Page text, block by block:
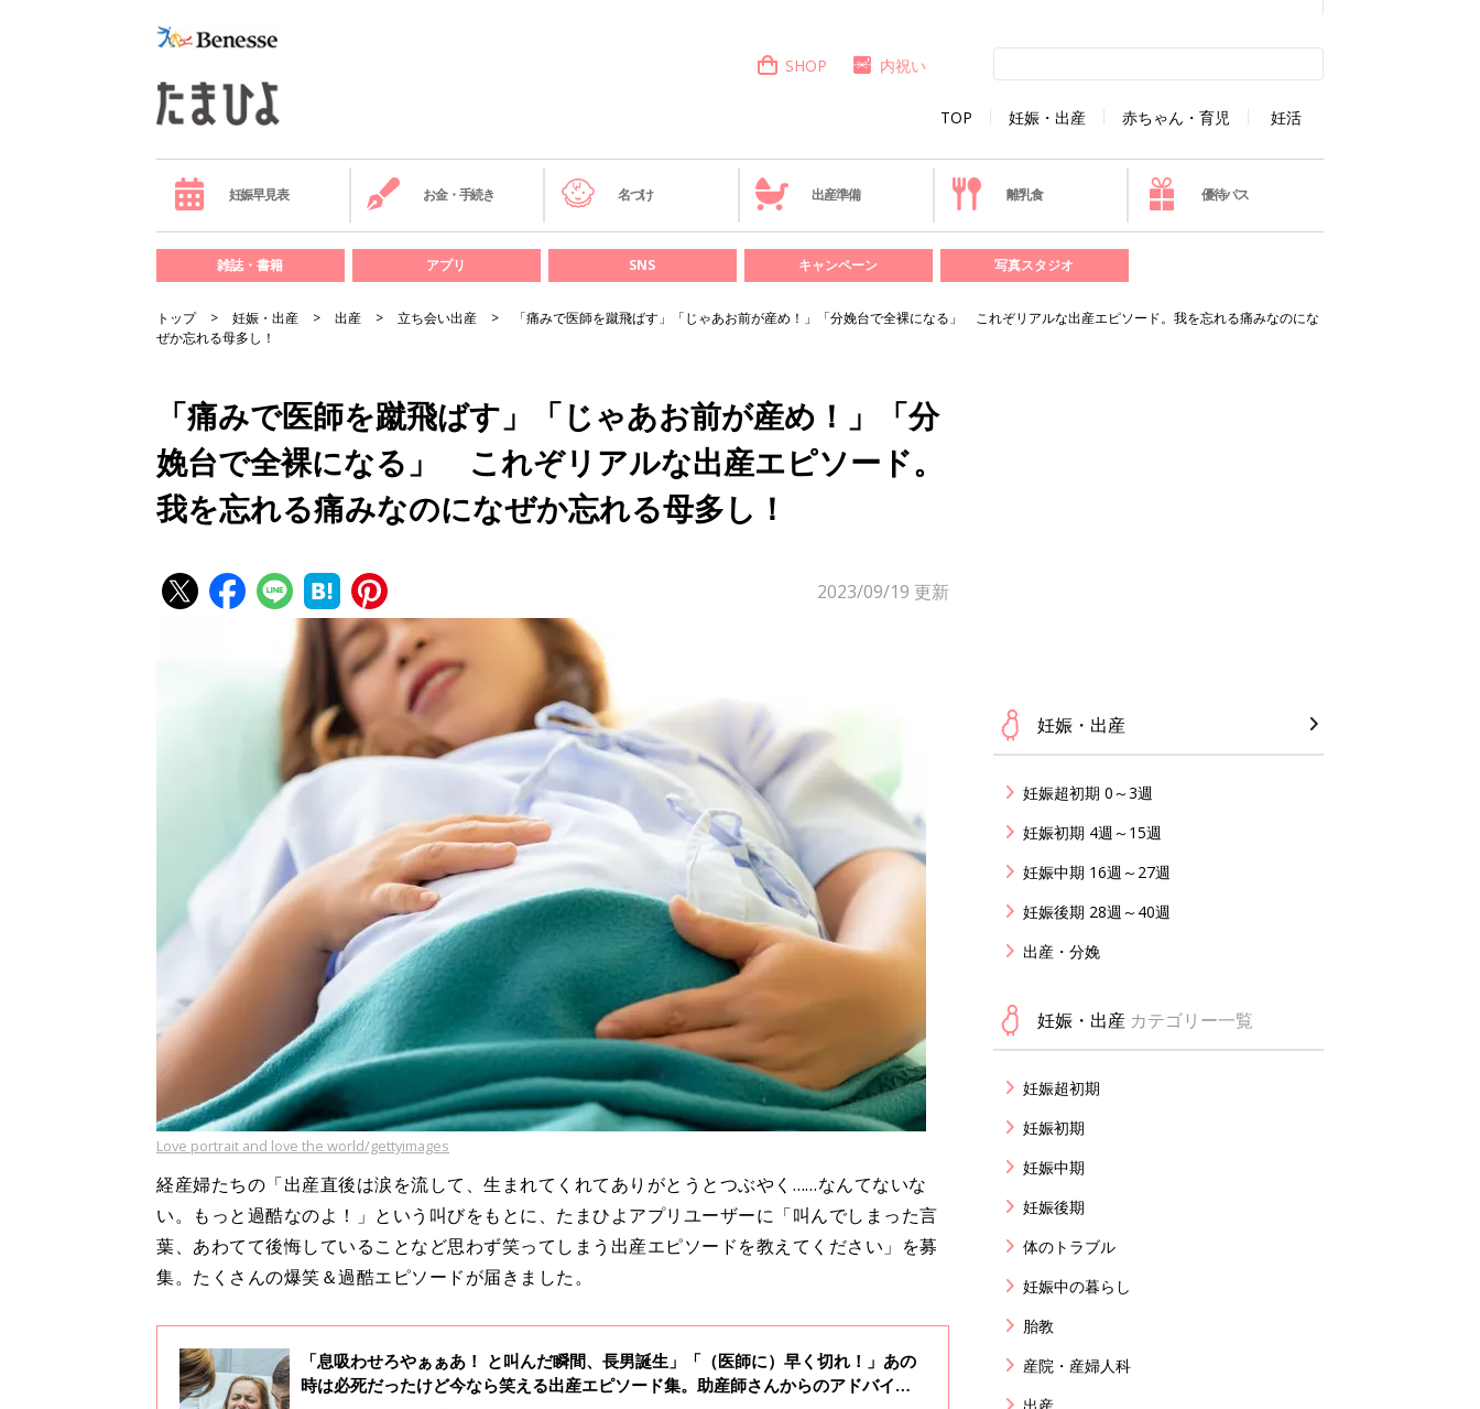
TOP 妊娠・出産 赤ちゃん・育児 妊活
SHOP 内祝い
妊娠早見表 お金・手続き 名づけ 出産準備 離乳食 優待パス
雑誌・書籍 アプリ SNS キャンペーン 写真スタジオ
トップ 妊娠・出産 出産 立ち会い出産
「痛みで医師を蹴飛ばす」「じゃあお前が産め！」「分娩台で全裸になる」 これぞリアルな出産エピソード。我を忘れる痛みなのにな
ぜか忘れる母多し！
「痛みで医師を蹴飛ばす」「じゃあお前が産め！」「分
娩台で全裸になる」 これぞリアルな出産エピソード。
我を忘れる痛みなのになぜか忘れる母多し！
2023/09/19 更新
Love portrait and love the world/gettyimages
経産婦たちの「出産直後は涙を流して、生まれてくれてありがとうとつぶやく……なんてないな
い。もっと過酷なのよ！」という叫びをもとに、たまひよアプリユーザーに「叫んでしまった言
葉、あわてて後悔していることなど思わず笑ってしまう出産エピソードを教えてください」を募
集。たくさんの爆笑＆過酷エピソードが届きました。
「息吸わせろやぁぁあ！ と叫んだ瞬間、長男誕生」「（医師に）早く切れ！」あの
時は必死だったけど今なら笑える出産エピソード集。助産師さんからのアドバイス
妊娠・出産
妊娠超初期 0～3週
妊娠初期 4週～15週
妊娠中期 16週～27週
妊娠後期 28週～40週
出産・分娩
妊娠・出産 カテゴリー一覧
妊娠超初期
妊娠初期
妊娠中期
妊娠後期
体のトラブル
妊娠中の暮らし
胎教
産院・産婦人科